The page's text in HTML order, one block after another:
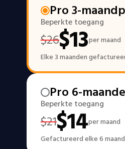
Pro 3-
Beperkte toegang
$26$13per maand
Elke 3 maanden
Pro 6-
Beperkte toegang
$21$14per maand
Gefactureerd elke 6